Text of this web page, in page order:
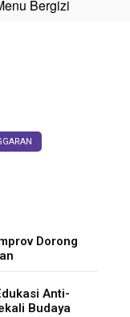
Bergizi
Dorong
Anti-
Budaya